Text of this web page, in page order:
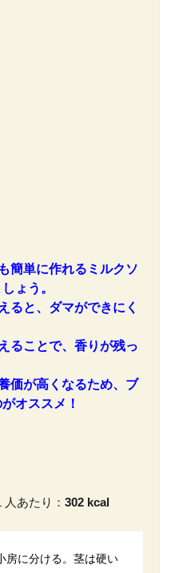
簡単に作れるミルクソ
ょう。
ると、ダマができにく
ることで、香りが残っ
価が高くなるため、ブ
オススメ！
人 あたり ： 302 kcal
房に分ける。茎は硬い